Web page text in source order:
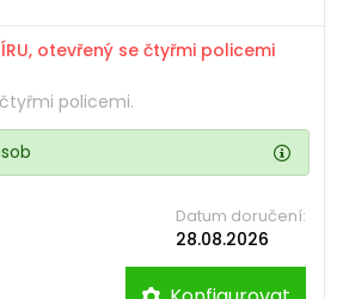
otevřený se čtyřmi policemi
policemi.
Datum doručení:
28.08.2026